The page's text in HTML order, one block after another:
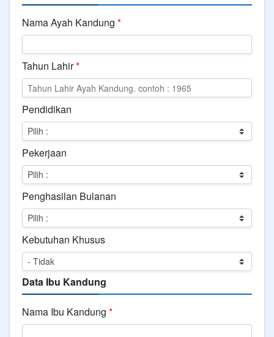
Nama Ayah Kandung *
Tahun Lahir*
Pendidikan
Pekerjaan
Penghasilan Bulanan
Kebutuhan Khusus
Data Ibu Kandung
Nama Ibu Kandung *